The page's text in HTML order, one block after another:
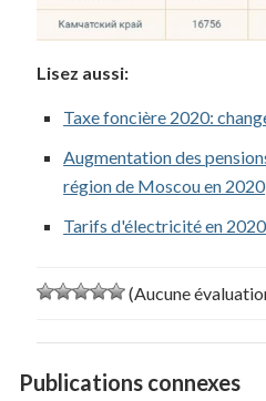
Lisez aussi:
Taxe foncière 2020:
Augmentation des
région de Moscou en 2020
Tarifs d'électricité en 2020
(Aucune
Publications connexes